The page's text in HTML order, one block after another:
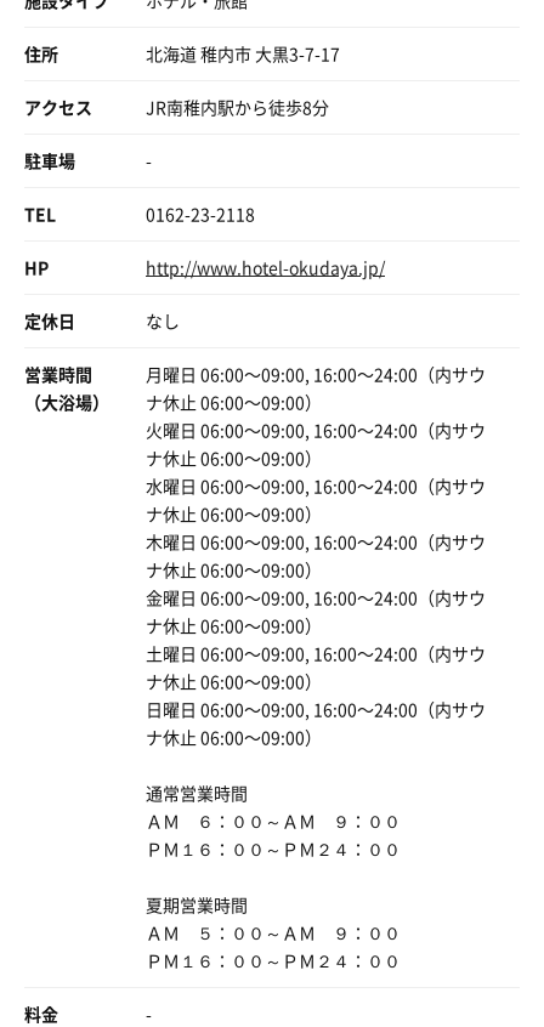
美味しく頂きました ご飯おかわり出来ます
住所 北海道 稚内市 大黒3-7-17
アクセス JR南稚内駅から徒歩8分
駐車場 -
TEL 0162-23-2118
HP http://www.hotel-okudaya.jp/
定休日 なし
営業時間
（大浴場）
月曜日 06:00〜09:00, 16:00〜24:00（内サウ
ナ休止 06:00〜09:00）
火曜日 06:00〜09:00, 16:00〜24:00（内サウ
ナ休止 06:00〜09:00）
水曜日 06:00〜09:00, 16:00〜24:00（内サウ
ナ休止 06:00〜09:00）
木曜日 06:00〜09:00, 16:00〜24:00（内サウ
ナ休止 06:00〜09:00）
金曜日 06:00〜09:00, 16:00〜24:00（内サウ
ナ休止 06:00〜09:00）
土曜日 06:00〜09:00, 16:00〜24:00（内サウ
ナ休止 06:00〜09:00）
日曜日 06:00〜09:00, 16:00〜24:00（内サウ
ナ休止 06:00〜09:00）
通常営業時間
ＡＭ ６：００～ＡＭ ９：００
ＰＭ１６：００～ＰＭ２４：００
夏期営業時間
ＡＭ ５：００～ＡＭ ９：００
ＰＭ１６：００～ＰＭ２４：００
料金 -